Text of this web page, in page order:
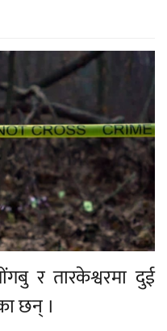
र तारकेश्वरमा दुई
छन् ।